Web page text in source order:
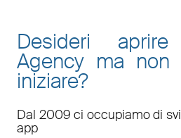
Desideri
Agency ma
iniziare?
Dal 2009 ci occupiamo di
app